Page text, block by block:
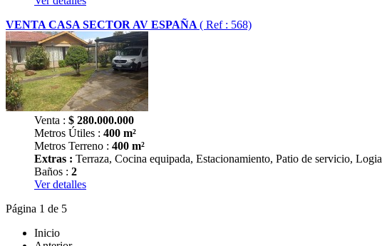
VENTA CASA SECTOR AV ESPAÑA ( Ref : 568)
Venta : $ 280.000.000
Metros Útiles : 400 m²
Metros Terreno : 400 m²
Extras : Terraza, Cocina equipada, Estacionamiento, Patio de servicio, Logia
Baños : 2
Ver detalles
Página 1 de 5
Inicio